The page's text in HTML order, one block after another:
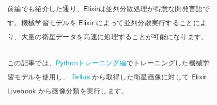
前編でも紹介した通り、Elixirは並列分散処理が得意な開発言語で
す。機械学習モデルを Elixir によって並列分散実行することによ
り、大量の衛星データを高速に処理することが可能になります。
この記事では、 Pythonトレーニング編でトレーニングした機械学
習モデルを使用し、 Tellusから取得した衛星画像に対して Elixir
Livebook から画像分類を実行します。